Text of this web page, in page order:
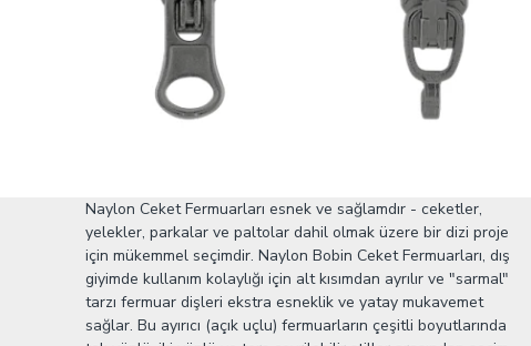
Naylon Ceket Fermuarları esnek ve sağlamdır - ceketler,
yelekler, parkalar ve paltolar dahil olmak üzere bir dizi proje
için mükemmel seçimdir. Naylon Bobin Ceket Fermuarları, dış
giyimde kullanım kolaylığı için alt kısımdan ayrılır ve "sarmal"
tarzı fermuar dişleri ekstra esneklik ve yatay mukavemet
sağlar. Bu ayırıcı (açık uçlu) fermuarların çeşitli boyutlarında